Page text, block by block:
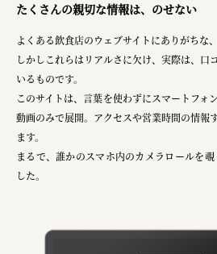
たくさんの親切な情報は、のせない
よくある飲食店のウェブサイトにありがちな
しかしこれらはリアルさに欠け、実際は、口
いるものです。
このサイトは、言葉を使わずにスマートフォ
動画のみで展開。アクセスや営業時間の情報
ます。
まるで、誰かのスマホ内のカメラロールを
した。